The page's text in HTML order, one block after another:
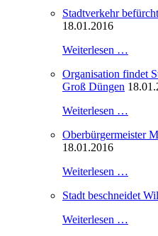
Stadtverkehr
18.01.2016
Weiterlesen …
Organisation findet
Groß Düngen
Weiterlesen …
Oberbürgermeister
18.01.2016
Weiterlesen …
Stadt beschneidet
Weiterlesen …